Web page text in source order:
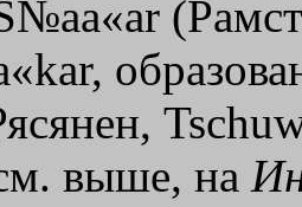
выше, на